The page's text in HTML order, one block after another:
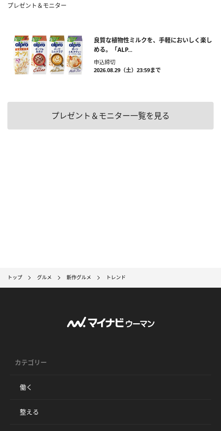
プレゼント＆モニター
良質な植物性ミルクを、手軽においしく楽し
める。「ALP...
申込締切
2026.08.29（土）23:59まで
プレゼント＆モニター一覧を見る
トップ グルメ 新作グルメ トレンド
カテゴリー
働く
整える